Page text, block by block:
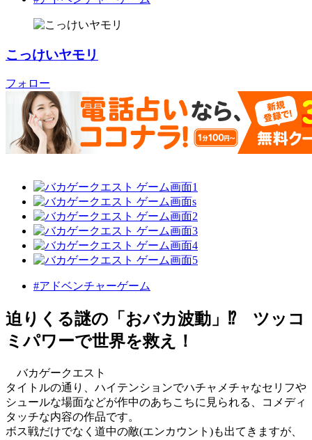
こっけいヤモリ
フォロー
#アドベンチャーゲーム
迫りくる謎の「おバカ波動」⁉ ツッコ
ミパワーで世界を救え！
バカゲークエスト
タイトルの通り、ハイテンションでハチャメチャなセリフや
シュールな場面などが作中のあちこちに見られる、コメディ
タッチな内容の作品です。
ボス戦だけでなく道中の敵(エンカウント)も出てきますが、